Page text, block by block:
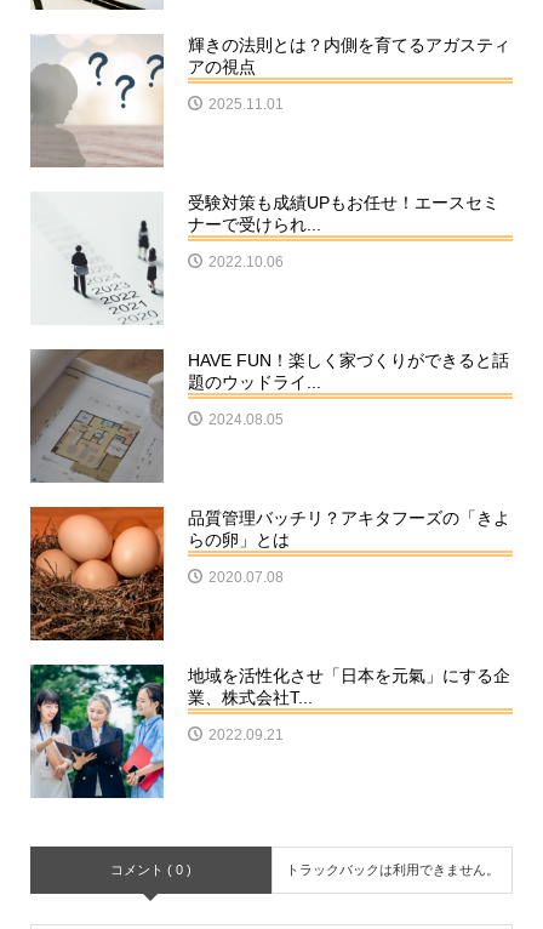
輝きの法則とは？内側を育てるアガスティ
アの視点
2025.11.01
受験対策も成績UPもお任せ！エースセミ
ナーで受けられ...
2022.10.06
HAVE FUN！楽しく家づくりができると話
題のウッドライ...
2024.08.05
品質管理バッチリ？アキタフーズの「きよ
らの卵」とは
2020.07.08
地域を活性化させ「日本を元氣」にする企
業、株式会社T...
2022.09.21
コメント ( 0 ) トラックバックは利用できません。